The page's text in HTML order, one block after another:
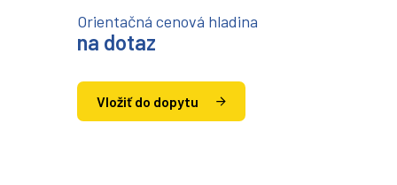
Orientačná cenová hladina
na dotaz
Vložiť do dopytu